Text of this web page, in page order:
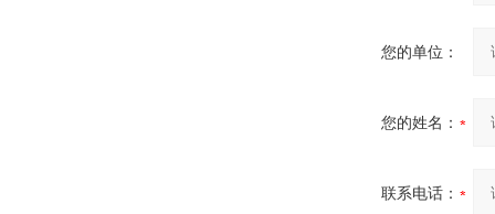
您的单位：
您的姓名：
联系电话：